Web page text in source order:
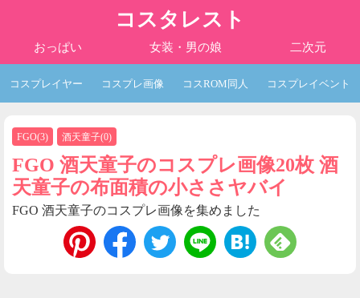
コスタレスト
おっぱい 女装・男の娘 二次元
コスプレイヤー コスプレ画像 コスROM同人 コスプレイベント
FGO(3) 酒天童子(0)
FGO 酒天童子のコスプレ画像20枚 酒
天童子の布面積の小ささヤバイ
FGO 酒天童子のコスプレ画像を集めました